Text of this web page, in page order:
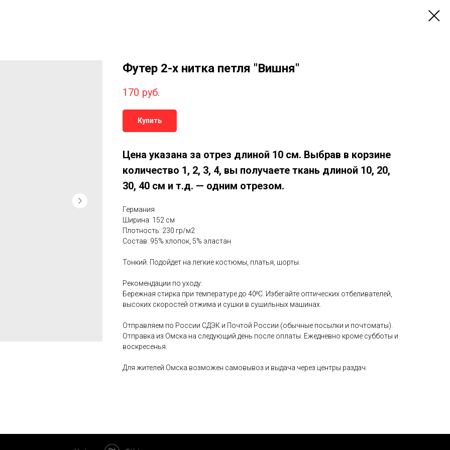
Футер 2-х нитка петля "Вишня"
170 руб.
Купить
Цена указана за отрез длиной 10 см. Выбрав в корзине
количество 1, 2, 3, 4, вы получаете ткань длиной 10, 20,
30, 40 см и т.д. — одним отрезом.
Германия
Ширина: 152 см
Плотность: 230 гр/м2
Состав: 95% хлопок, 5% эластан
Тонкий. Подойдет на легкие костюмы, платья, шорты.
Рекомендации по уходу:
Бережная стирка при температуре до 40⁰С. Избегайте оптических отбеливателей,
высоких скоростей отжима и сушки в сушильных машинах.
Отправляем по России СДЭК и Почтой России (обычные посылки и почтоматы).
Отправка из Омска на следующий день после оплаты. Ежедневно кроме субботы и
воскресенья.
Для жителей Омска возможен самовывоз и выдача через центры раздач.